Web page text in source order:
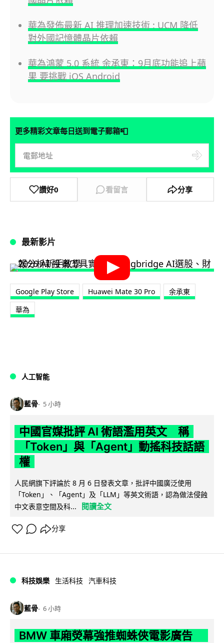
華為發佈最新 AI 推理加速技術 : UCM 降低
對外國記憶體晶片依賴
華為鴻蒙 5.0 系統 余承東：9月底功能追上蘋
果 要挑戰 iOS Android
更多精彩文章每日送到電子郵箱📮
讚好0 看留言 分享
最新影片
Google Play Store Huawei Mate 30 Pro
余承東
華為
人工智能
藍骨 5 小時
中國官媒批評 AI 術語濫用英文 稱
「Token」與「Agent」動搖科技話語
權
人民網旗下評論於 8 月 6 日發表文章，批評中國廣泛使用
「Token」、「Agent」及「LLM」等英文術語，認為做法侵蝕
中文表意空間及科...
閱讀全文
分享
科技娛樂 生活科技 汽車科技
藍骨 6 小時
BMW 車廂熒幕強推蜘蛛俠電影廣告